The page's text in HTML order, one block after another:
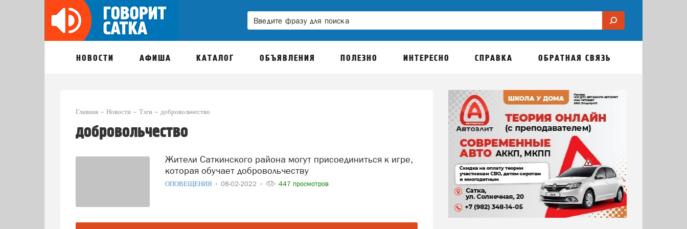
НОВОСТИ АФИША КАТАЛОГ ОБЪЯВЛЕНИЯ ПОЛЕЗНО ИНТЕРЕСНО СПРАВКА ОБРАТНАЯ СВЯЗЬ
Главная Новости Тэги добровольчество
добровольчество
Жители Саткинского района могут присоединиться к игре,
которая обучает добровольчеству
ОПОВЕЩЕНИЯ 08-02-2022 447 просмотров